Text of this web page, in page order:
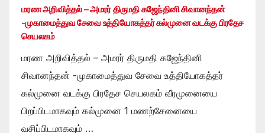
மரண அறிவித்தல் – அமரர் திருமதி கஜேந்தினி சிவானந்தன்
-முகாமைத்துவ சேவை உத்தியோகத்தர் கல்முனை வடக்கு பிரதேச
செயலகம்
மரண அறிவித்தல் – அமரர் திருமதி கஜேந்தினி
சிவானந்தன் -முகாமைத்துவ சேவை உத்தியோகத்தர்
கல்முனை வடக்கு பிரதேச செயலகம் வீரமுனையை
பிறப்பிடமாகவும் கல்முனை 1 மணற்சேனையை
வசிப்பிடமாகவும் …